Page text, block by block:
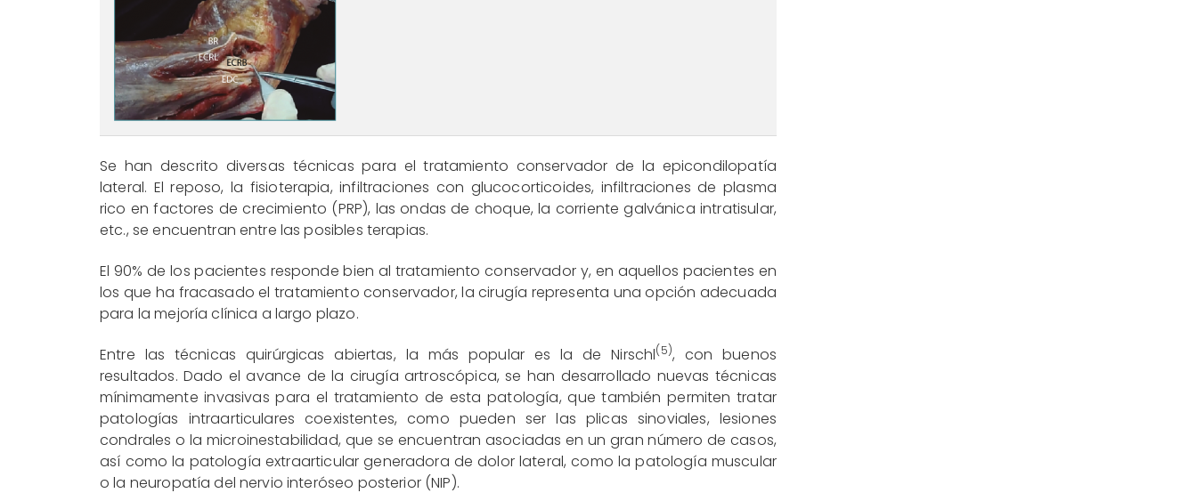
Se han descrito diversas técnicas para el tratamiento conservador de la epicondilopatía
lateral. El reposo, la fisioterapia, infiltraciones con glucocorticoides, infiltraciones de plasma
rico en factores de crecimiento (PRP), las ondas de choque, la corriente galvánica intratisular,
etc., se encuentran entre las posibles terapias.
El 90% de los pacientes responde bien al tratamiento conservador y, en aquellos pacientes en
los que ha fracasado el tratamiento conservador, la cirugía representa una opción adecuada
para la mejoría clínica a largo plazo.
Entre las técnicas quirúrgicas abiertas, la más popular es la de Nirschl(5), con buenos
resultados. Dado el avance de la cirugía artroscópica, se han desarrollado nuevas técnicas
mínimamente invasivas para el tratamiento de esta patología, que también permiten tratar
patologías intraarticulares coexistentes, como pueden ser las plicas sinoviales, lesiones
condrales o la microinestabilidad, que se encuentran asociadas en un gran número de casos,
así como la patología extraarticular generadora de dolor lateral, como la patología muscular
o la neuropatía del nervio interóseo posterior (NIP).